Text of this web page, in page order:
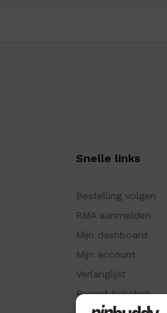
Snelle links
Bestelling volgen
RMA aanmelden
Mijn dashboard
Mijn account
Verlanglijst
Recent bekeken